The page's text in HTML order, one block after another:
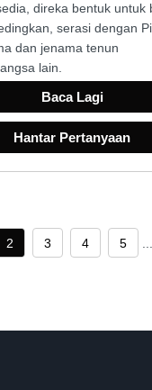
direka bentuk untuk
serasi dengan
dan jenama tenun
lain.
Baca Lagi
Hantar Pertanyaan
2 3 4 5 ...